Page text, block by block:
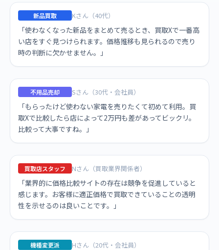
新品買取 Kさん（40代）
「使わなくなった新品をまとめて売るとき、買取Xで一番高
い店をすぐ見つけられます。価格推移も見られるので売り
時の判断に欠かせません。」
不用品売却 Sさん（30代・会社員）
「もらったけど使わない家電を売りたくて初めて利用。買
取Xで比較したら店によって2万円も差があってビックリ。
比較って大事ですね。」
買取店スタッフ Nさん（買取業界関係者）
「業界的に価格比較サイトの存在は競争を促進していると
感じます。お客様に適正価格で買取できていることの透明
性を示せるのは良いことです。」
機種変更派 Hさん（20代・会社員）